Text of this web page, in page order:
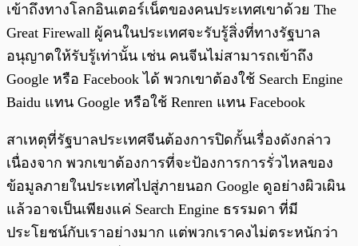
เข้าถึงทางโลกอินเตอร์เน็ตของคนประเทศเขาด้วย The
Great Firewall ผู้คนในประเทศจะรับรู้สิ่งที่ทางรัฐบาล
อนุญาตให้รับรู้เท่านั้น เช่น คนจีนไม่สามารถเข้าถึง
Google หรือ Facebook ได้ พวกเขาต้องใช้ Search Engine
Baidu แทน Google หรือใช้ Renren แทน Facebook
สาเหตุที่รัฐบาลประเทศจีนต้องการปิดกั้นเรื่องดังกล่าว
เนื่องจาก พวกเขาต้องการที่จะป้องการการรั่วไหลของ
ข้อมูลภายในประเทศไปสู่ภายนอก Google ดูอย่างผิวเผิน
แล้วอาจเป็นเพียงแค่ Search Engine ธรรมดา ที่มี
ประโยชน์กับเราอย่างมาก แต่พวกเราคงไม่ตระหนักว่า